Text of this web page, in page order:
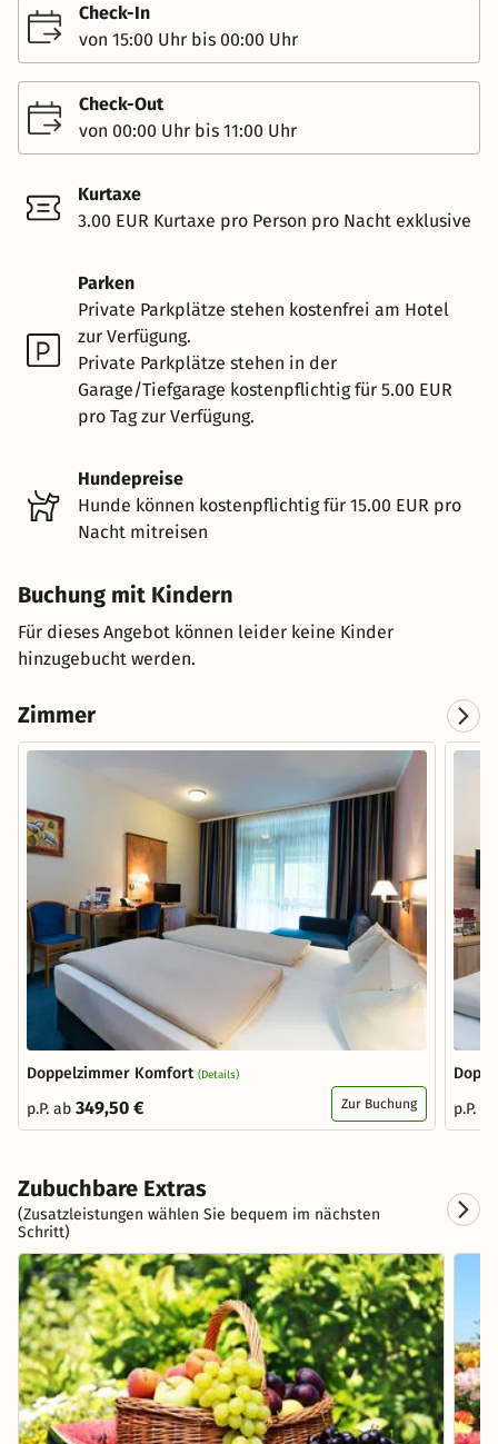
Check-In
von 15:00 Uhr bis 00:00 Uhr
Check-Out
von 00:00 Uhr bis 11:00 Uhr
Kurtaxe
3.00 EUR Kurtaxe pro Person pro Nacht exklusive
Parken
Private Parkplätze stehen kostenfrei am Hotel
zur Verfügung.
Private Parkplätze stehen in der
Garage/Tiefgarage kostenpflichtig für 5.00 EUR
pro Tag zur Verfügung.
Hundepreise
Hunde können kostenpflichtig für 15.00 EUR pro
Nacht mitreisen
Buchung mit Kindern
Für dieses Angebot können leider keine Kinder
hinzugebucht werden.
Zimmer
Doppelzimmer Komfort (Details)
p.P. ab 349,50 € Zur Buchung
p.P.
Zubuchbare Extras
(Zusatzleistungen wählen Sie bequem im nächsten
Schritt)